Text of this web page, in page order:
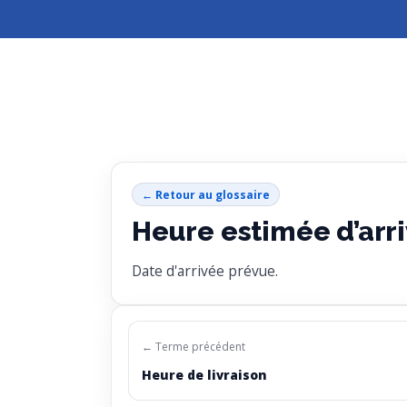
← Retour au glossaire
Heure estimée
Date d'arrivée prévue.
← Terme précédent
Heure de livraison